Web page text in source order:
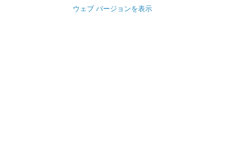
ウェブ バージョンを表示